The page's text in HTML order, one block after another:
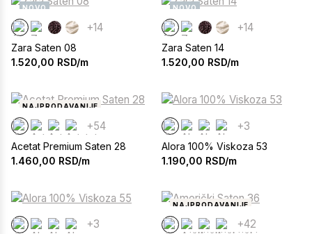
NOVO
+14
Zara Saten 08
1.520,00 RSD/m
NOVO
+14
Zara Saten 14
1.520,00 RSD/m
NAJPRODAVANIJE
+54
Acetat Premium Saten 28
1.460,00 RSD/m
+3
Alora 100% Viskoza 53
1.190,00 RSD/m
+3
NAJPRODAVANIJE
+42